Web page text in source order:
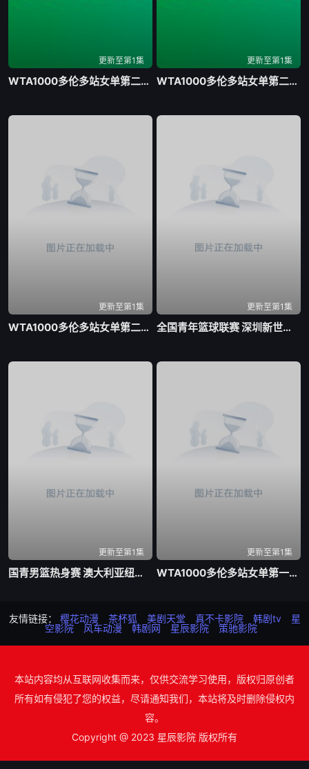
更新至第1集
WTA1000多伦多站女单第二轮 贝莱克0-2斯瓦泰克20260805
更新至第1集
WTA1000多伦多站女单第二轮 戴伊0-2高芙20260806
更新至第1集
WTA1000多伦多站女单第二轮 帕克斯1-2伊埃拉20260806
更新至第1集
全国青年篮球联赛 深圳新世纪vs山西汾酒20260806
更新至第1集
国青男篮热身赛 澳大利亚纽纳华丁闪电队VS韩国东国大学20260804
更新至第1集
WTA1000多伦多站女单第一轮 博尔特0-2克罗斯20260804
友情链接： 樱花动漫 茶杯狐 美剧天堂 真不卡影院 韩剧tv
星
空影院
风车动漫 韩剧网 星辰影院 策驰影院
本站内容均从互联网收集而来，仅供交流学习使用，版权归原创者
所有如有侵犯了您的权益，尽请通知我们，本站将及时删除侵权内
容。
Copyright @ 2023 星辰影院 版权所有